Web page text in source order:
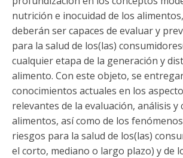
nutrición e inocuidad de los
deberán ser capaces de evaluar y
para la salud de los(las)
cualquier etapa de la generación y
alimento. Con este objeto, se
conocimientos actuales en los
relevantes de la evaluación, análisis y
alimentos, así como de los
riesgos para la salud de los(las)
el corto, mediano o largo plazo) y de